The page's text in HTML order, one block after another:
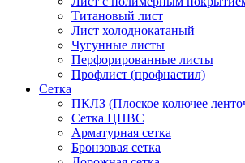
Титановый лист
Лист холоднокатаный
Чугунные листы
Перфорированные листы
Профлист (профнастил)
Сетка
ПКЛЗ (Плоское колючее
Сетка ЦПВС
Арматурная сетка
Бронзовая сетка